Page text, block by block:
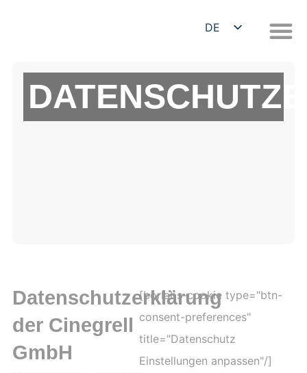
DE
Datenschutzerklärung
der Cinegrell
GmbH
[borlabs-cookie type="btn-
consent-preferences"
title="Datenschutz
Einstellungen anpassen"/]